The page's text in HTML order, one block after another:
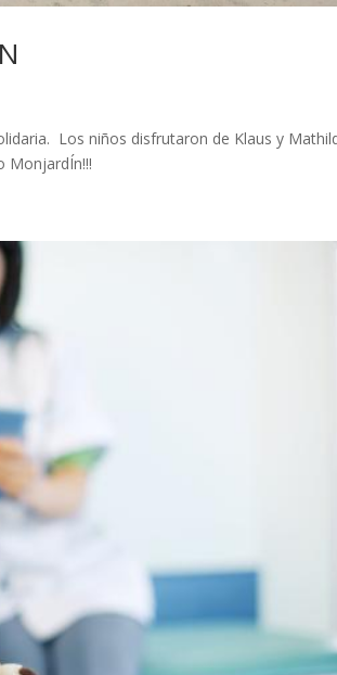
Los niños disfrutaron de Klaus y
MonjardÍn!!!